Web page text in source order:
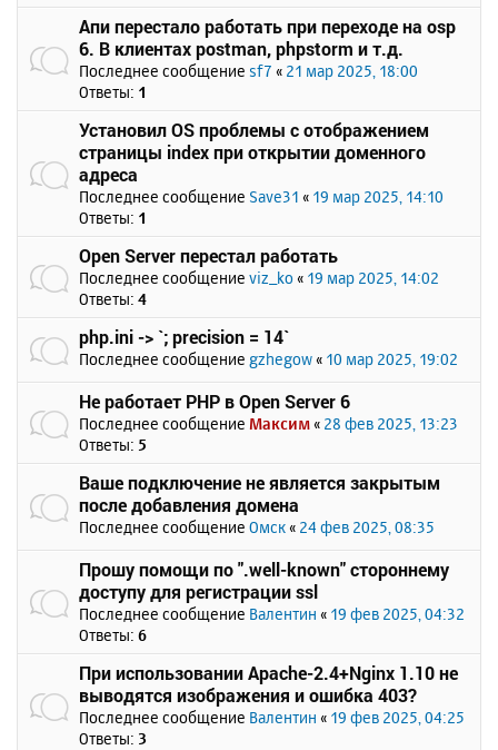
Апи перестало работать при переходе на osp
6. В клиентах postman, phpstorm и т.д.
Последнее сообщение sf7 « 21 мар 2025, 18:00
Ответы: 1
Установил OS проблемы с отображением
страницы index при открытии доменного
адреса
Последнее сообщение Save31 « 19 мар 2025, 14:10
Ответы: 1
Open Server перестал работать
Последнее сообщение viz_ko « 19 мар 2025, 14:02
Ответы: 4
php.ini -> `; precision = 14`
Последнее сообщение gzhegow « 10 мар 2025, 19:02
Не работает PHP в Open Server 6
Последнее сообщение Максим « 28 фев 2025, 13:23
Ответы: 5
Ваше подключение не является закрытым
после добавления домена
Последнее сообщение Омск « 24 фев 2025, 08:35
Прошу помощи по ".well-known" стороннему
доступу для регистрации ssl
Последнее сообщение Валентин « 19 фев 2025, 04:32
Ответы: 6
При использовании Apache-2.4+Nginx 1.10 не
выводятся изображения и ошибка 403?
Последнее сообщение Валентин « 19 фев 2025, 04:25
Ответы: 3